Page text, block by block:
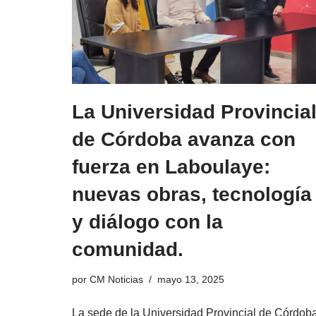
La Universidad Provincial
de Córdoba avanza con
fuerza en Laboulaye:
nuevas obras, tecnología
y diálogo con la
comunidad.
por CM Noticias mayo 13, 2025
La sede de la Universidad Provincial de